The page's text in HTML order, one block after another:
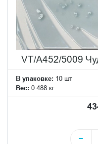
VT/A452/5009
В упаковке: 10 шт
Вес: 0.488 кг
−